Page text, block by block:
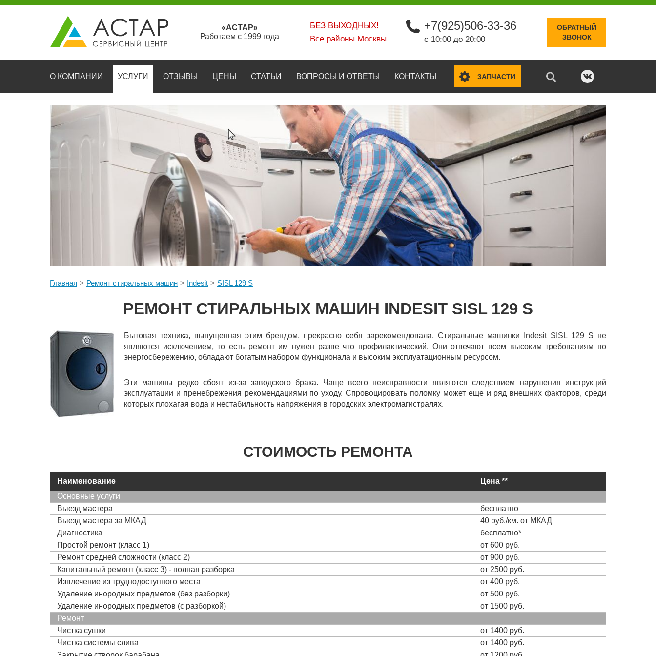
«АСТАР»
Работаем с 1999 года
БЕЗ ВЫХОДНЫХ!
Все районы Москвы
+7(925)506-33-36
с 10:00 до 20:00
ОБРАТНЫЙ
ЗВОНОК
О КОМПАНИИ УСЛУГИ ОТЗЫВЫ ЦЕНЫ СТАТЬИ ВОПРОСЫ И ОТВЕТЫ КОНТАКТЫ ЗАПЧАСТИ
Главная Ремонт стиральных машин Indesit SISL 129 S
РЕМОНТ СТИРАЛЬНЫХ МАШИН INDESIT SISL 129 S
Бытовая техника, выпущенная этим брендом, прекрасно себя зарекомендовала. Стиральные машинки Indesit SISL 129 S не
являются исключением, то есть ремонт им нужен разве что профилактический. Они отвечают всем высоким требованиям по
энергосбережению, обладают богатым набором функционала и высоким эксплуатационным ресурсом.
Эти машины редко сбоят из-за заводского брака. Чаще всего неисправности являются следствием нарушения инструкций
эксплуатации и пренебрежения рекомендациями по уходу. Спровоцировать поломку может еще и ряд внешних факторов, среди
которых плохагая вода и нестабильность напряжения в городских электромагистралях.
СТОИМОСТЬ РЕМОНТА
Наименование
Цена **
Основные услуги
Выезд мастера
бесплатно
Выезд мастера за МКАД
40 руб./км. от МКАД
Диагностика
бесплатно*
Простой ремонт (класс 1)
от 600 руб.
Ремонт средней сложности (класс 2)
от 900 руб.
Капитальный ремонт (класс 3) - полная разборка
от 2500 руб.
Извлечение из труднодоступного места
от 400 руб.
Удаление инородных предметов (без разборки)
от 500 руб.
Удаление инородных предметов (с разборкой)
от 1500 руб.
Ремонт
Чистка сушки
от 1400 руб.
Чистка системы слива
от 1400 руб.